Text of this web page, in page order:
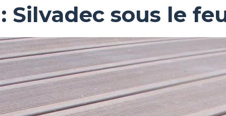
Silvadec sous le